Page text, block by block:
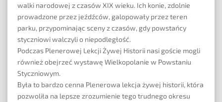
walki narodowej z czasów XIX wieku. Ich konie, zdolnie
prowadzone przez jeźdźców, galopowały przez teren
parku, przypominając sceny z czasów, gdy powstańcy
styczniowi walczyli o niepodległość.
Podczas Plenerowej Lekcji Żywej Historii nasi goście mogli
również obejrzeć wystawę Wielkopolanie w Powstaniu
Styczniowym.
Była to bardzo cenna Plenerowa lekcja żywej historii, która
pozwoliła na lepsze zrozumienie tego trudnego okresu